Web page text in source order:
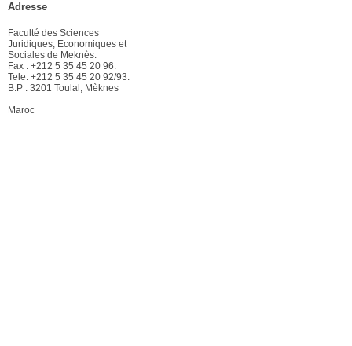
Adresse
Faculté des Sciences
Juridiques, Economiques et
Sociales de Meknès.
Fax : +212 5 35 45 20 96.
Tele: +212 5 35 45 20 92/93.
B.P : 3201 Toulal, Mèknes
Maroc